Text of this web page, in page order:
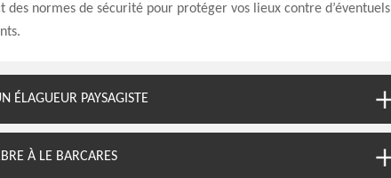
des normes de sécurité pour protéger vos lieux contre d’éventuels
ÉLAGUEUR PAYSAGISTE
À LE BARCARES